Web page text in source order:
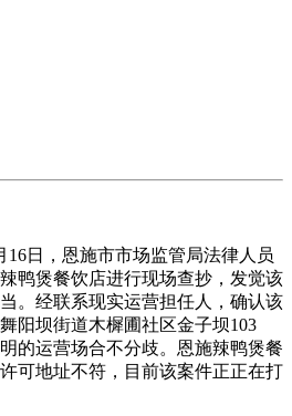
日，恩施市市场监管局法律人员
鸭煲餐饮店进行现场查抄，发觉该
。经联系现实运营担任人，确认该
阳坝街道木樨圃社区金子坝103
的运营场合不分歧。恩施辣鸭煲餐
可地址不符，目前该案件正正在打